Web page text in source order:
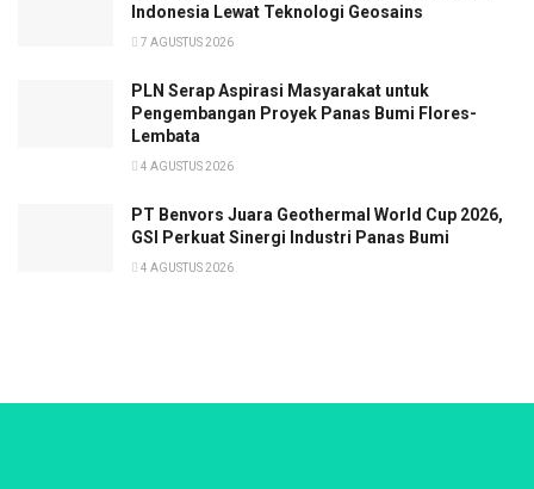
Indonesia Lewat Teknologi Geosains
7 AGUSTUS 2026
PLN Serap Aspirasi Masyarakat untuk
Pengembangan Proyek Panas Bumi Flores-
Lembata
4 AGUSTUS 2026
PT Benvors Juara Geothermal World Cup 2026,
GSI Perkuat Sinergi Industri Panas Bumi
4 AGUSTUS 2026